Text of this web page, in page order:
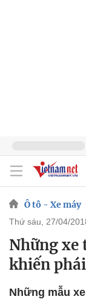
Ô tô - Xe máy
thứ sáu, 27/04/
Những xe
khiến
Những mẫu